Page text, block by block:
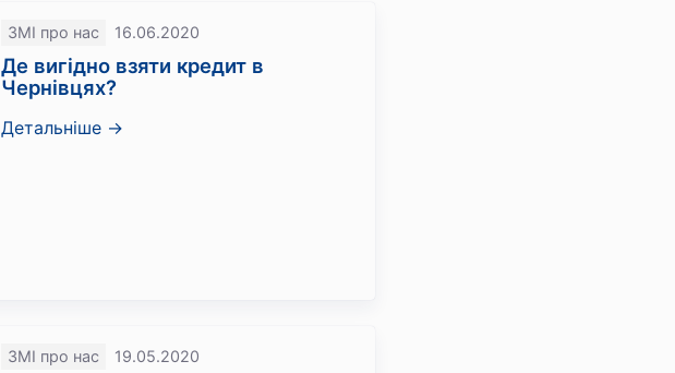
ЗМІ про нас 16.06.2020
Де вигідно взяти кредит в
Чернівцях?
Детальніше →
ЗМІ про нас 19.05.2020